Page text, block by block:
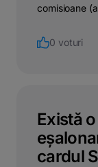
comisioane
0 voturi
Există
cardul